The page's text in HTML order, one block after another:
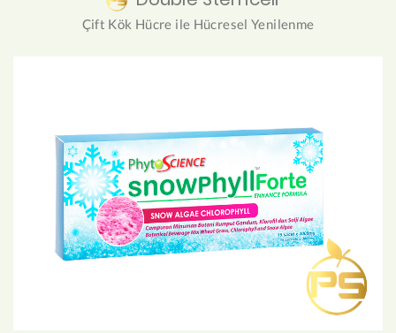
Çift Kök Hücre ile Hücresel Yenilenme